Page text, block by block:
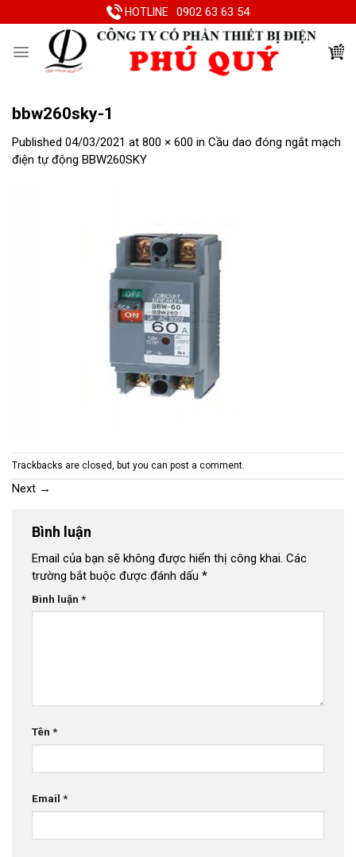
to
HOTLINE 0902 63 63 54
bbw260sky-1
Published 04/03/2021 at 800 × 600 in Cầu dao đóng ngắt mạch
điện tự động BBW260SKY
Trackbacks are closed, but you can post a comment.
Next →
Bình luận
Email của bạn sẽ không được hiển thị công khai. Các
trường bắt buộc được đánh dấu *
Bình luận *
Tên *
Email *